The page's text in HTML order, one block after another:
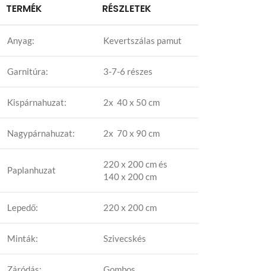
TERMÉK RÉSZLETEK
Anyag: Kevertszálas pamut
Garnitúra: 3-7-6 részes
Kispárnahuzat: 2x 40 x 50 cm
Nagypárnahuzat: 2x 70 x 90 cm
Paplanhuzat
220 x 200 cm és
140 x 200 cm
Lepedő: 220 x 200 cm
Minták: Szivecskés